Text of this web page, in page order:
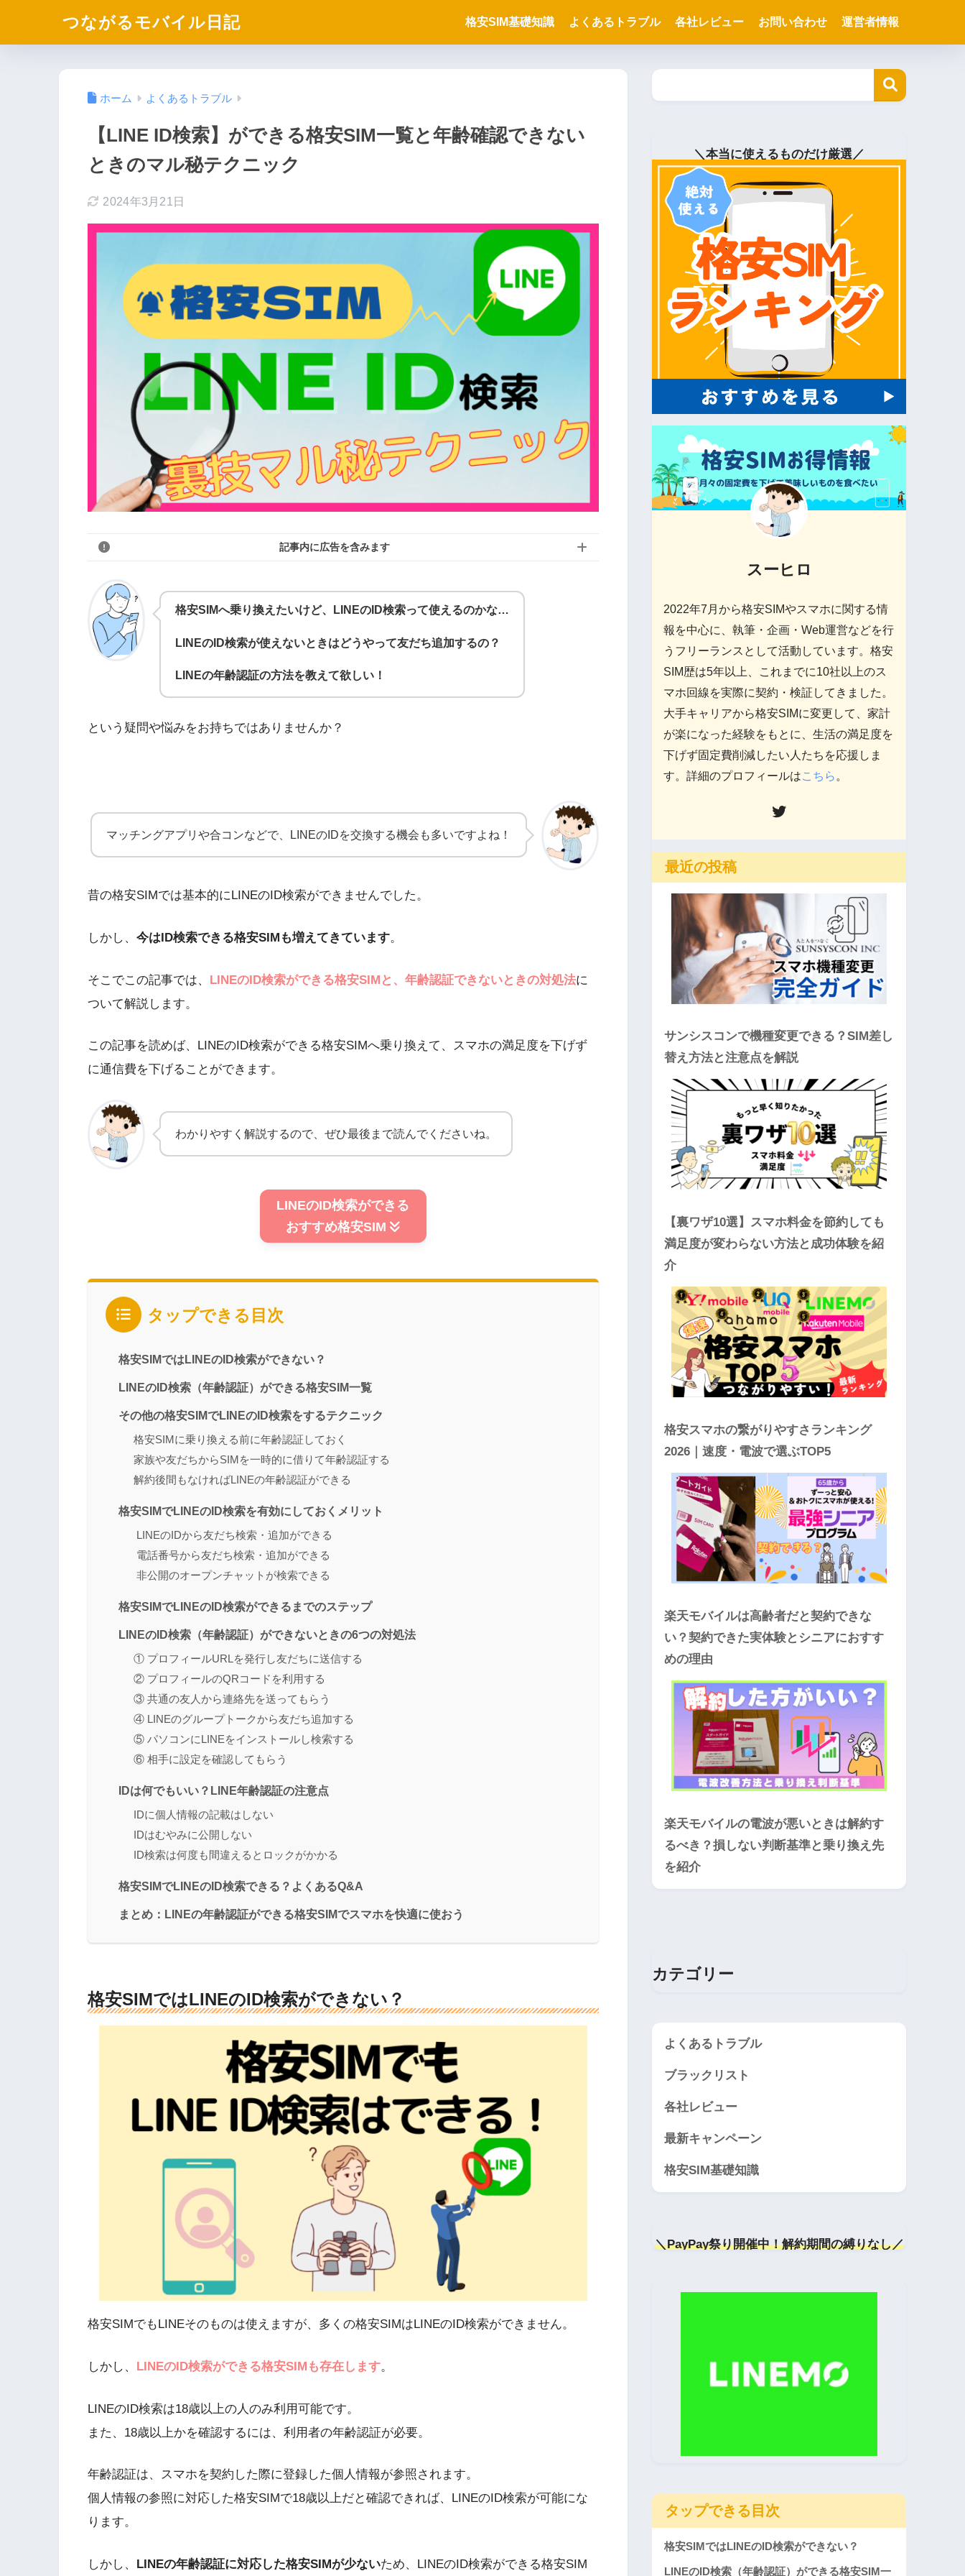
つながるモバイル日記 格安SIM基礎知識 よくあるトラブル 各社レビュー お問い合わせ 運営者情報
ホーム よくあるトラブル
【LINE ID検索】ができる格安SIM一覧と年齢確認できない
ときのマル秘テクニック
2024年3月21日
記事内に広告を含みます
格安SIMへ乗り換えたいけど、LINEのID検索って使えるのかな…
LINEのID検索が使えないときはどうやって友だち追加するの？
LINEの年齢認証の方法を教えて欲しい！
という疑問や悩みをお持ちではありませんか？
マッチングアプリや合コンなどで、LINEのIDを交換する機会も多いですよね！
昔の格安SIMでは基本的にLINEのID検索ができませんでした。
しかし、 今はID検索できる格安SIMも増えてきています。
そこでこの記事では、 LINEのID検索ができる格安SIMと、年齢認証できないときの対処法に
ついて解説します。
この記事を読めば、LINEのID検索ができる格安SIMへ乗り換えて、スマホの満足度を下げず
に通信費を下げることができます。
わかりやすく解説するので、ぜひ最後まで読んでくださいね。
LINEのID検索ができる
おすすめ格安SIM
タップできる目次
格安SIMではLINEのID検索ができない？
LINEのID検索（年齢認証）ができる格安SIM一覧
その他の格安SIMでLINEのID検索をするテクニック
格安SIMに乗り換える前に年齢認証しておく
家族や友だちからSIMを一時的に借りて年齢認証する
解約後間もなければLINEの年齢認証ができる
格安SIMでLINEのID検索を有効にしておくメリット
LINEのIDから友だち検索・追加ができる
電話番号から友だち検索・追加ができる
非公開のオープンチャットが検索できる
格安SIMでLINEのID検索ができるまでのステップ
LINEのID検索（年齢認証）ができないときの6つの対処法
① プロフィールURLを発行し友だちに送信する
② プロフィールのQRコードを利用する
③ 共通の友人から連絡先を送ってもらう
④ LINEのグループトークから友だち追加する
⑤ パソコンにLINEをインストールし検索する
⑥ 相手に設定を確認してもらう
IDは何でもいい？LINE年齢認証の注意点
IDに個人情報の記載はしない
IDはむやみに公開しない
ID検索は何度も間違えるとロックがかかる
格安SIMでLINEのID検索できる？よくあるQ&A
まとめ：LINEの年齢認証ができる格安SIMでスマホを快適に使おう
格安SIMではLINEのID検索ができない？
格安SIMでもLINEそのものは使えますが、多くの格安SIMはLINEのID検索ができません。
しかし、 LINEのID検索ができる格安SIMも存在します。
LINEのID検索は18歳以上の人のみ利用可能です。
また、18歳以上かを確認するには、利用者の年齢認証が必要。
年齢認証は、スマホを契約した際に登録した個人情報が参照されます。
個人情報の参照に対応した格安SIMで18歳以上だと確認できれば、LINEのID検索が可能にな
ります。
しかし、 LINEの年齢認証に対応した格安SIMが少ないため、LINEのID検索ができる格安SIM
＼本当に使えるものだけ厳選／
スーヒロ
2022年7月から格安SIMやスマホに関する情
報を中心に、執筆・企画・Web運営などを行
うフリーランスとして活動しています。格安
SIM歴は5年以上、これまでに10社以上のス
マホ回線を実際に契約・検証してきました。
大手キャリアから格安SIMに変更して、家計
が楽になった経験をもとに、生活の満足度を
下げず固定費削減したい人たちを応援しま
す。詳細のプロフィールはこちら 。
最近の投稿
サンシスコンで機種変更できる？SIM差し
替え方法と注意点を解説
【裏ワザ10選】スマホ料金を節約しても
満足度が変わらない方法と成功体験を紹
介
格安スマホの繋がりやすさランキング
2026｜速度・電波で選ぶTOP5
楽天モバイルは高齢者だと契約できな
い？契約できた実体験とシニアにおすす
めの理由
楽天モバイルの電波が悪いときは解約す
るべき？損しない判断基準と乗り換え先
を紹介
カテゴリー
よくあるトラブル
ブラックリスト
各社レビュー
最新キャンペーン
格安SIM基礎知識
＼PayPay祭り開催中！解約期間の縛りなし／
タップできる目次
格安SIMではLINEのID検索ができない？
LINEのID検索（年齢認証）ができる格安SIM一